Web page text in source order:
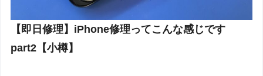
【即日修理】iPhone修理ってこんな感じです
part2【小樽】